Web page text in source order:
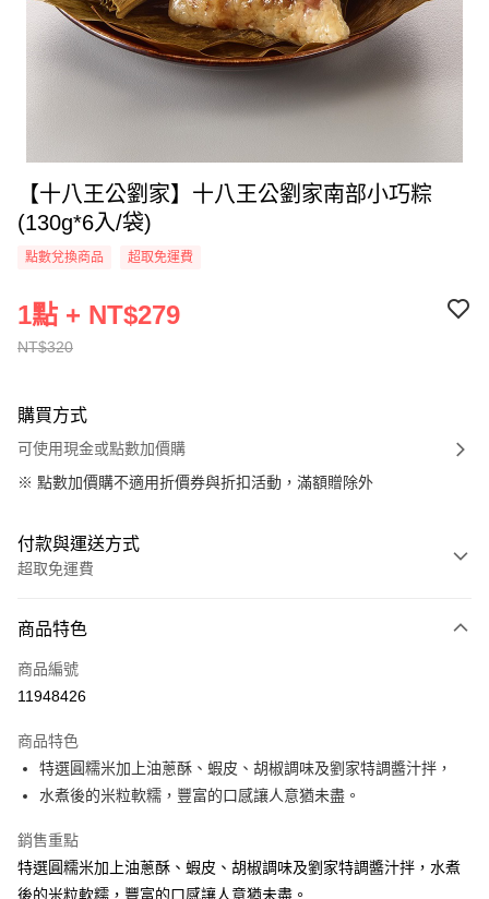
【十八王公劉家】十八王公劉家南部小巧粽
(130g*6入/袋)
點數兌換商品 超取免運費
NT$320
1點 + NT$279
購買方式
可使用現金或點數加價購
※ 點數加價購不適用折價券與折扣活動，滿額贈除外
付款與運送方式
超取免運費
全家線上支付
運送方式
冷凍-全家取貨付款
免運費
冷凍-付款後全家取貨
免運費
商品特色
商品編號
11948426
商品特色
特選圓糯米加上油蔥酥、蝦皮、胡椒調味及劉家特調醬汁拌，
水煮後的米粒軟糯，豐富的口感讓人意猶未盡。
銷售重點
特選圓糯米加上油蔥酥、蝦皮、胡椒調味及劉家特調醬汁拌，水煮
後的米粒軟糯，豐富的口感讓人意猶未盡。